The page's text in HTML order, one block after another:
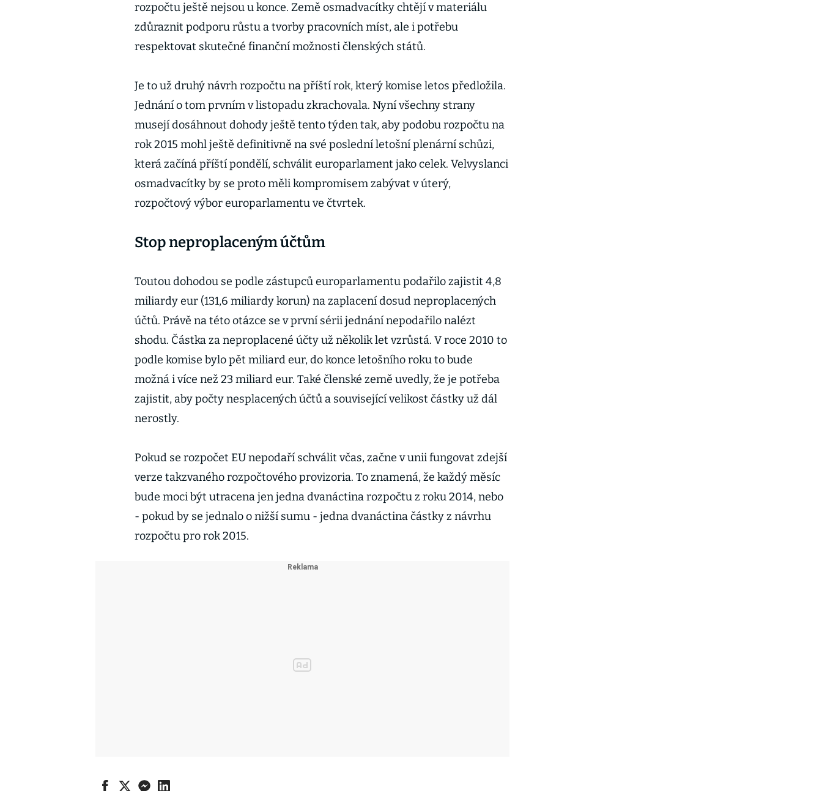
rozpočtu ještě nejsou u konce. Země osmadvacítky chtějí v materiálu
zdůraznit podporu růstu a tvorby pracovních míst, ale i potřebu
respektovat skutečné finanční možnosti členských států.
Je to už druhý návrh rozpočtu na příští rok, který komise letos předložila.
Jednání o tom prvním v listopadu zkrachovala. Nyní všechny strany
musejí dosáhnout dohody ještě tento týden tak, aby podobu rozpočtu na
rok 2015 mohl ještě definitivně na své poslední letošní plenární schůzi,
která začíná příští pondělí, schválit europarlament jako celek. Velvyslanci
osmadvacítky by se proto měli kompromisem zabývat v úterý,
rozpočtový výbor europarlamentu ve čtvrtek.
Stop neproplaceným účtům
Toutou dohodou se podle zástupců europarlamentu podařilo zajistit 4,8
miliardy eur (131,6 miliardy korun) na zaplacení dosud neproplacených
účtů. Právě na této otázce se v první sérii jednání nepodařilo nalézt
shodu. Částka za neproplacené účty už několik let vzrůstá. V roce 2010 to
podle komise bylo pět miliard eur, do konce letošního roku to bude
možná i více než 23 miliard eur. Také členské země uvedly, že je potřeba
zajistit, aby počty nesplacených účtů a související velikost částky už dál
nerostly.
Pokud se rozpočet EU nepodaří schválit včas, začne v unii fungovat zdejší
verze takzvaného rozpočtového provizoria. To znamená, že každý měsíc
bude moci být utracena jen jedna dvanáctina rozpočtu z roku 2014, nebo
- pokud by se jednalo o nižší sumu - jedna dvanáctina částky z návrhu
rozpočtu pro rok 2015.